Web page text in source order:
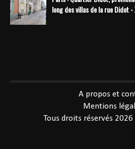
long des villas de la rue Didot -
A propos et
Mentions
Tous droits réservés 2026